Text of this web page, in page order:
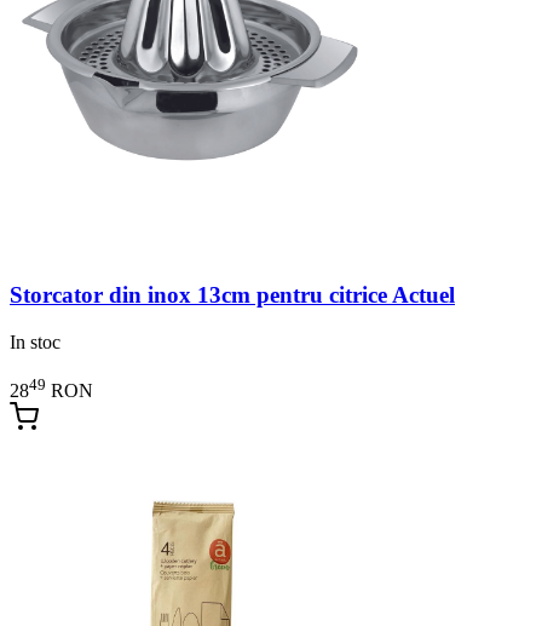
Storcator din inox 13cm pentru citrice Actuel
In stoc
2849 RON